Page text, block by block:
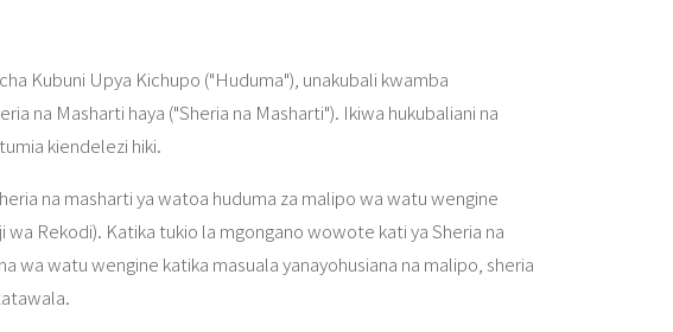
Kubuni Upya Kichupo ("Huduma"), unakubali kwamba
na Masharti haya ("Sheria na Masharti"). Ikiwa hukubaliani na
kiendelezi hiki.
na masharti ya watoa huduma za malipo wa watu wengine
wa Rekodi). Katika tukio la mgongano wowote kati ya Sheria na
wa watu wengine katika masuala yanayohusiana na malipo, sheria